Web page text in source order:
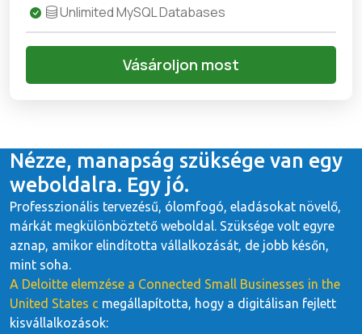
Unlimited MySQL Databases
Vásároljon most
Nézze, manapság szüksége van egy
weboldalra. Egy jó.
Professzionális tervezésű, ólomfogó, eladásokat növelő,
márkát megkülönböztető weboldal. Szüksége volt egyre
aznap, amikor elindította vállalkozását, de jobb későn,
mint soha.
A Deloitte elemzése a Connected Small Businesses in the
United States c megállapította, hogy a digitálisan fejlett
kisvállalkozások: